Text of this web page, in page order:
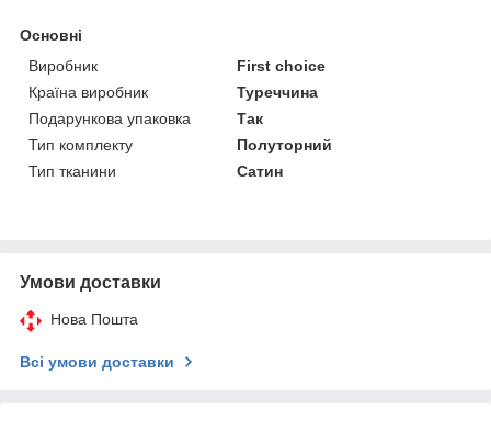
Основні
Виробник
First choice
Країна виробник
Туреччина
Подарункова упаковка
Так
Тип комплекту
Полуторний
Тип тканини
Сатин
Умови доставки
Нова Пошта
Всі умови доставки